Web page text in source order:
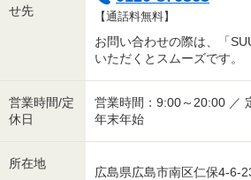
せ先
【通話料無料】
お問い合わせの際は、「
いただくとスムーズです。
営業時間/定
休日
営業時間：9:00～20:00 ／
年末年始
所在地
広島県広島市南区仁保4-6-